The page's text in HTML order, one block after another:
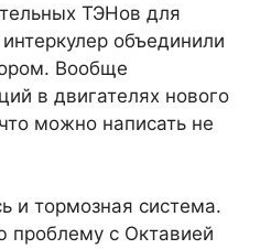
ТЭНов для
объединили
Вообще
в двигателях нового
можно написать не
и тормозная система.
проблему с Октавией